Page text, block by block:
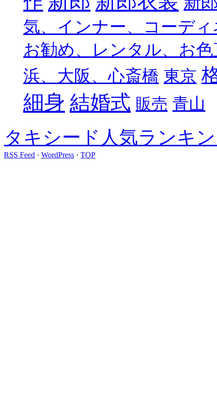
気、インナー、コーデ
お勧め、レンタル、お
浜、大阪、心斎橋 東京
細身 結婚式 販売 青山
タキシード人気ランキ
RSS Feed · WordPress · TOP